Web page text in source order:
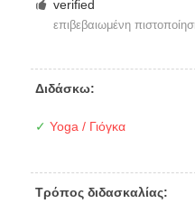
verified
επιβεβαιωμένη
Διδάσκω:
✓ Yoga / Γιόγκα
Τρόπος διδασκαλίας: